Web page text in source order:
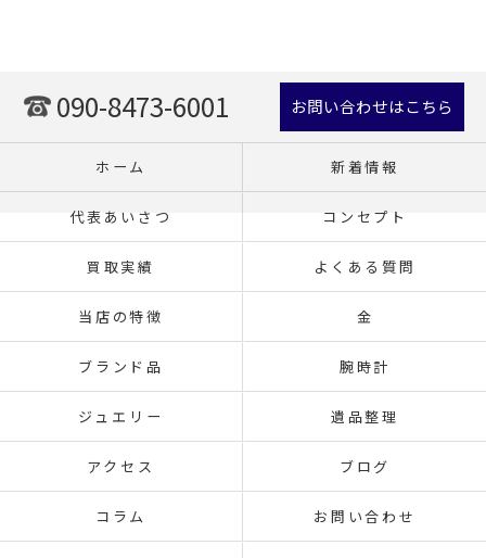
090-8473-6001 お問い合わせはこちら
ホーム 新着情報
代表あいさつ コンセプト
買取実績 よくある質問
当店の特徴 金
ブランド品 腕時計
ジュエリー 遺品整理
アクセス ブログ
コラム お問い合わせ